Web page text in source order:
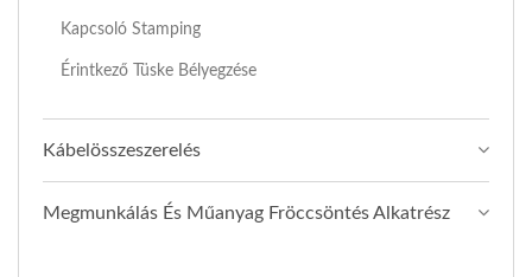
Kapcsoló Stamping
Érintkező Tüske Bélyegzése
Kábelösszeszerelés
Megmunkálás És Műanyag Fröccsöntés Alkatrész